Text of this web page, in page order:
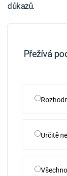
důkazů.
Přežívá
Určitě